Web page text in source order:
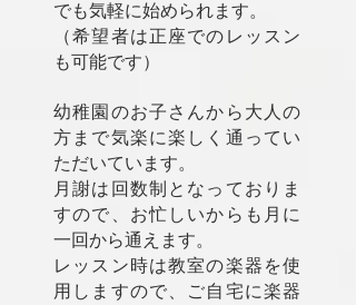
でも気軽に始められます。
（希望者は正座でのレッスン
も可能です）
幼稚園のお子さんから大人の
方まで気楽に楽しく通ってい
ただいています。
月謝は回数制となっておりま
すので、お忙しいからも月に
一回から通えます。​
レッスン時は教室の楽器を使
用しますので、ご自宅に楽器